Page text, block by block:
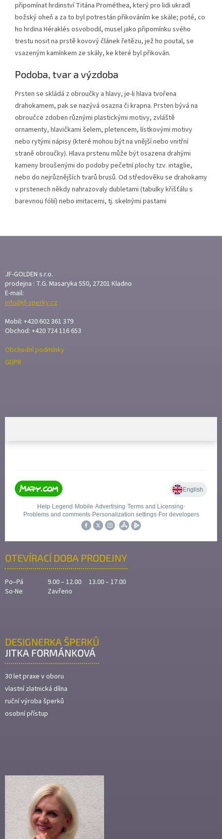
připomínat hrdinství Titána Prométhea, který pro lidi ukradl
božský oheň a za to byl potrestán přikováním ke skále; poté, co
ho hrdina Héraklés osvobodil, musel jako připomínku svého
trestu nosit na prstě kovový článek řetězu, jež ho poutal, se
vsazeným kamínkem ze skály, ke které byl přikován.
Podoba, tvar a výzdoba
Prsten se skládá z obroučky a hlavy, je-li hlava tvořena
drahokamem, pak se nazývá osazna či krapna. Prsten bývá na
obroučce zdoben různými plastickými motivy, zvláště
ornamenty, hlavičkami šelem, pletencem, lístkovými motivy
nebo rytými nápisy (které mohou být na vnější nebo vnitřní
straně obroučky). Hlava prstenu může být osazena drahými
kameny broušenými do podoby pečetní plochy tzv. intaglie,
nebo do nejrůznějších tvarů brusů. Od středověku se drahokamy
v prstenech někdy nahrazovaly dubletami (tabulky křišťálu s
barevnou fólií) nebo imitacemi, tj. skelnými pastami
A
T
JF-GOLDEN s.r.o.
prodejna : T.G. Masaryka 550, 27201 Kladno
E-mail:
info@jf-sperky.cz
Mobil: +420 602 361 379
Obchod: +420 724 116 653
Obchodní podmínky
GDPR
OTEVÍRACÍ DOBA PRODEJNY
Po–Pá
9.00 – 12.00 13.00 – 17.00
So-Ne
Zavřeno
DESIGNERKA ŠPERKŮ
JITKA FORMÁNKOVÁ
30 let praxe v oboru
vlastní zlatnická dílna
ruční výroba šperků
osobní přístup